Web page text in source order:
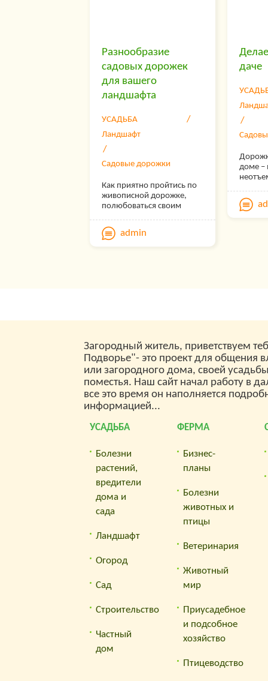
—
—
вам;
Для
Разнообразие
садовых дорожек
для вашего
ландшафта
УСАДЬБА
Ландшафт
Садовые дорожки
Как приятно пройтись по
живописной дорожке,
полюбоваться своим
ароматом цветов и
послушать пение птиц.
Есть множество способов
admin
даче
доме –
Загородный житель, приветствуем
Подворье"- это проект для общения
или загородного дома, своей
поместья. Наш сайт начал работу в
все это время он наполняется
информацией...
УСАДЬБА
Болезни
растений,
вредители
дома и
сада
Ландшафт
Огород
Сад
Строительство
Частный
дом
ФЕРМА
Бизнес-
планы
Болезни
животных и
птицы
Ветеринария
Животный
мир
Приусадебное
и подсобное
хозяйство
Птицеводство